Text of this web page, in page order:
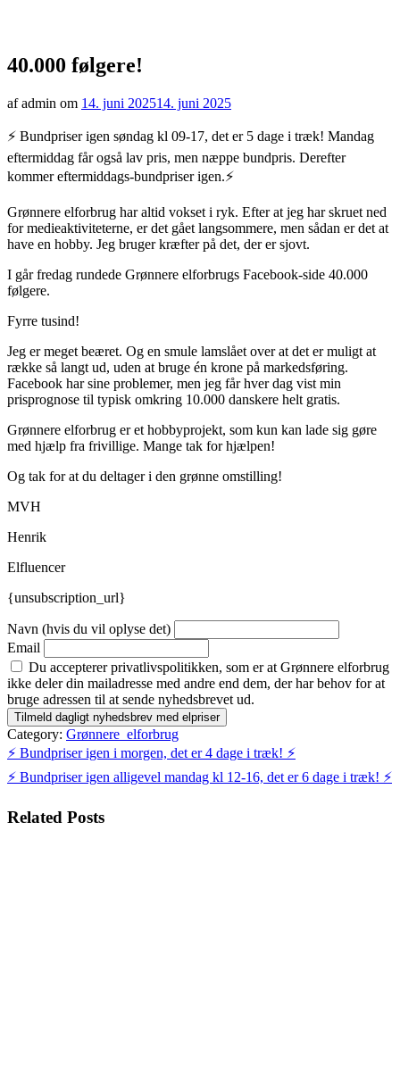
40.000 følgere!
af admin om 14. juni 202514. juni 2025
⚡️ Bundpriser igen søndag kl 09-17, det er 5 dage i træk! Mandag
eftermiddag får også lav pris, men næppe bundpris. Derefter
kommer eftermiddags-bundpriser igen.⚡️
Grønnere elforbrug har altid vokset i ryk. Efter at jeg har skruet ned
for medieaktiviteterne, er det gået langsommere, men sådan er det at
have en hobby. Jeg bruger kræfter på det, der er sjovt.
I går fredag rundede Grønnere elforbrugs Facebook-side 40.000
følgere.
Fyrre tusind!
Jeg er meget beæret. Og en smule lamslået over at det er muligt at
række så langt ud, uden at bruge én krone på markedsføring.
Facebook har sine problemer, men jeg får hver dag vist min
prisprognose til typisk omkring 10.000 danskere helt gratis.
Grønnere elforbrug er et hobbyprojekt, som kun kan lade sig gøre
med hjælp fra frivillige. Mange tak for hjælpen!
Og tak for at du deltager i den grønne omstilling!
MVH
Henrik
Elfluencer
{unsubscription_url}
Navn (hvis du vil oplyse det)
Email
Du accepterer privatlivspolitikken, som er at Grønnere elforbrug
ikke deler din mailadresse med andre end dem, der har behov for at
bruge adressen til at sende nyhedsbrevet ud.
Category: Grønnere_elforbrug
Indlægsnavigation
⚡️ Bundpriser igen i morgen, det er 4 dage i træk! ⚡️
⚡️ Bundpriser igen alligevel mandag kl 12-16, det er 6 dage i træk! ⚡️
Related Posts